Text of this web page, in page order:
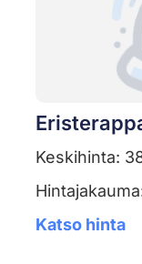
Keskihinta:
Katso hinta